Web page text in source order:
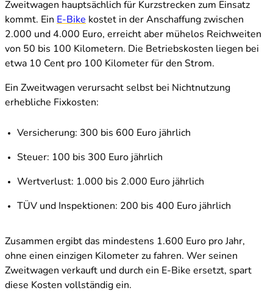
Zweitwagen hauptsächlich für Kurzstrecken zum Einsatz
kommt. Ein E-Bike kostet in der Anschaffung zwischen
2.000 und 4.000 Euro, erreicht aber mühelos Reichweiten
von 50 bis 100 Kilometern. Die Betriebskosten liegen bei
etwa 10 Cent pro 100 Kilometer für den Strom.
Ein Zweitwagen verursacht selbst bei Nichtnutzung
erhebliche Fixkosten:
Versicherung: 300 bis 600 Euro jährlich
Steuer: 100 bis 300 Euro jährlich
Wertverlust: 1.000 bis 2.000 Euro jährlich
TÜV und Inspektionen: 200 bis 400 Euro jährlich
Zusammen ergibt das mindestens 1.600 Euro pro Jahr,
ohne einen einzigen Kilometer zu fahren. Wer seinen
Zweitwagen verkauft und durch ein E-Bike ersetzt, spart
diese Kosten vollständig ein.